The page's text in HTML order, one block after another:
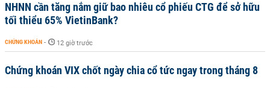
NHNN cần tăng nắm giữ bao nhiêu cổ phiếu CTG để sở hữu
tối thiểu 65% VietinBank?
CHỨNG KHOÁN - 12 giờ trước
Chứng khoán VIX chốt ngày chia cổ tức ngay trong tháng 8